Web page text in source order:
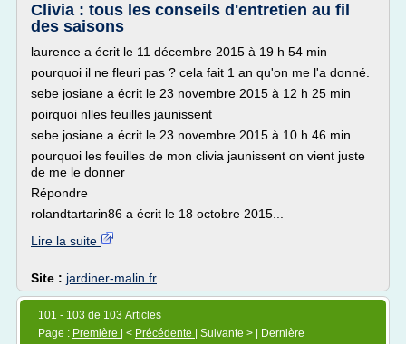
Clivia : tous les conseils d'entretien au fil
des saisons
laurence a écrit le 11 décembre 2015 à 19 h 54 min
pourquoi il ne fleuri pas ? cela fait 1 an qu'on me l'a donné.
sebe josiane a écrit le 23 novembre 2015 à 12 h 25 min
poirquoi nlles feuilles jaunissent
sebe josiane a écrit le 23 novembre 2015 à 10 h 46 min
pourquoi les feuilles de mon clivia jaunissent on vient juste
de me le donner
Répondre
rolandtartarin86 a écrit le 18 octobre 2015...
Lire la suite
Site : jardiner-malin.fr
101 - 103 de 103 Articles
Page : Première | < Précédente
| Suivante > | Dernière